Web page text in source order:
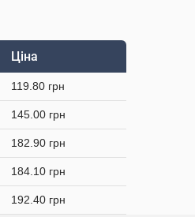
Ціна
119.80 грн
145.00 грн
182.90 грн
184.10 грн
192.40 грн